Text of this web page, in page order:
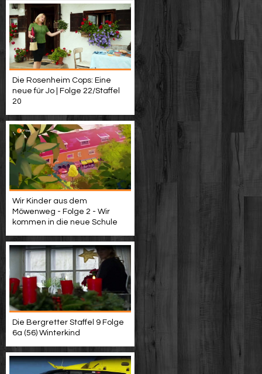
Die Rosenheim Cops: Eine
neue für Jo | Folge 22/Staffel
20
Wir Kinder aus dem
Möwenweg - Folge 2 - Wir
kommen in die neue Schule
Die Bergretter Staffel 9 Folge
6a (56) Winterkind